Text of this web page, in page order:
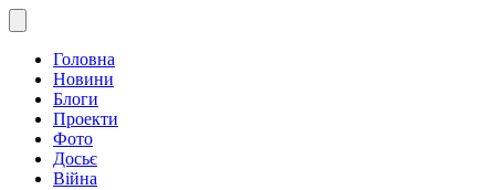
Головна
Новини
Блоги
Проекти
Фото
Досьє
Війна